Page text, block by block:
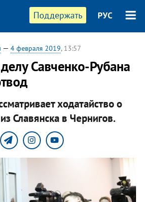
Поддержать РУС
— 4 февраля 2019, 13:57
Савченко-Рубана
ходатайство о
Славянска в Чернигов.